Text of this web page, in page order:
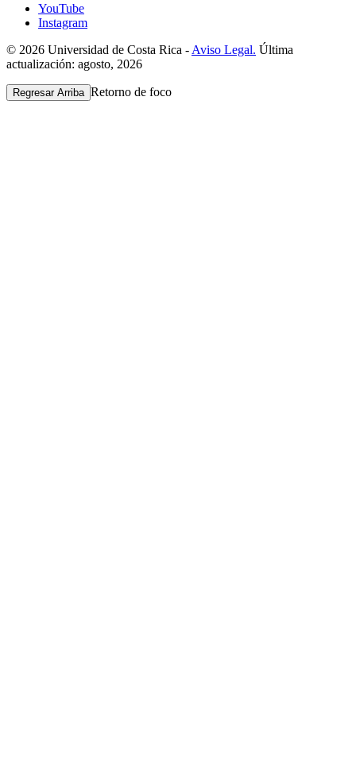
YouTube
Instagram
© 2026 Universidad de Costa Rica - Aviso Legal. Última
actualización: agosto, 2026
Regresar Arriba Retorno de foco